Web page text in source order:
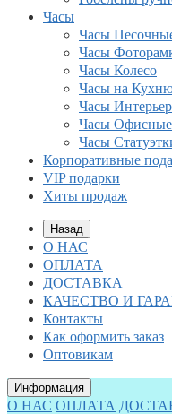
Часы
Часы
Часы
Часы Колесо
Часы на
Часы
Часы Офисные
Часы
Корпоративные
VIP подарки
Хиты продаж
Назад
О НАС
ОПЛАТА
ДОСТАВКА
КАЧЕСТВО И
Контакты
Как оформить заказ
Оптовикам
Информация
О НАС ОПЛАТА